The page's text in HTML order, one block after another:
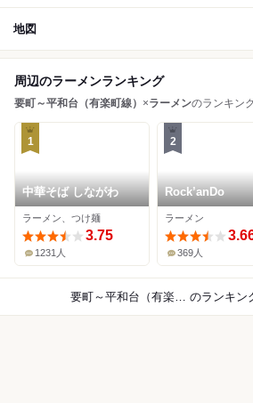
地図
周辺のラーメンランキング
要町～平和台（有楽町線） ×ラーメンのランキン
1
中華そば しながわ
ラーメン、つけ麺
3.75
1231人
2
Rock’anDo
ラーメン
369人
要町～平和台（有楽町線）×ラーメン のランキン